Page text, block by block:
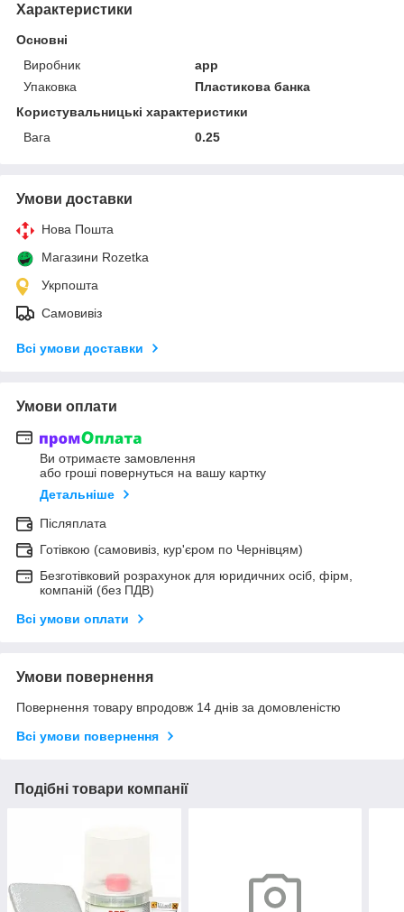
Характеристики
Основні
Виробник
app
Упаковка
Пластикова банка
Користувальницькі характеристики
Вага
0.25
Умови доставки
Нова Пошта
Магазини Rozetka
Укрпошта
Самовивіз
Всі умови доставки
Умови оплати
Ви отримаєте замовлення
або гроші повернуться на вашу картку
Детальніше
Післяплата
Готівкою (самовивіз, кур'єром по Чернівцям)
Безготівковий розрахунок для юридичних осіб, фірм,
компаній (без ПДВ)
Всі умови оплати
Умови повернення
Повернення товару впродовж 14 днів за домовленістю
Всі умови повернення
Подібні товари компанії